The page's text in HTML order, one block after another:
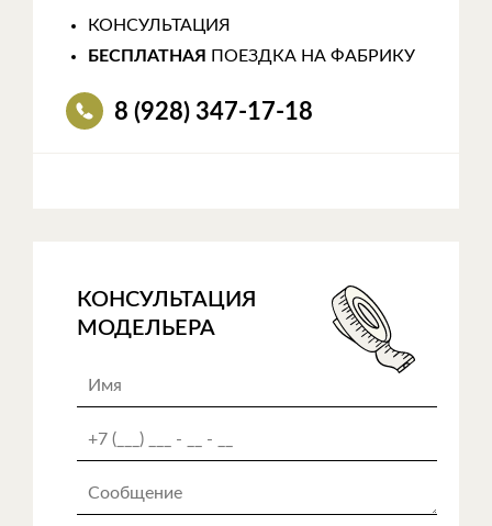
КОНСУЛЬТАЦИЯ
БЕСПЛАТНАЯ
ПОЕЗДКА НА ФАБРИКУ
8 (928) 347-17-18
КОНСУЛЬТАЦИЯ
МОДЕЛЬЕРА